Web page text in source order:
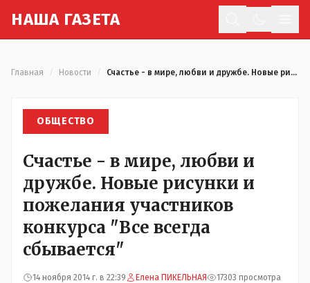
НАША ГАЗЕТА
Главная Новости Счастье - в мире, любви и дружбе. Новые рисунки и пожелания участников конкурса "Все всегда сбывается"
ОБЩЕСТВО
Счастье - в мире, любви и
дружбе. Новые рисунки и
пожелания участников
конкурса "Все всегда
сбывается"
14 ноября 2014 г. в 22:39 Елена ПИКЕЛЬНАЯ 17303 просмотра